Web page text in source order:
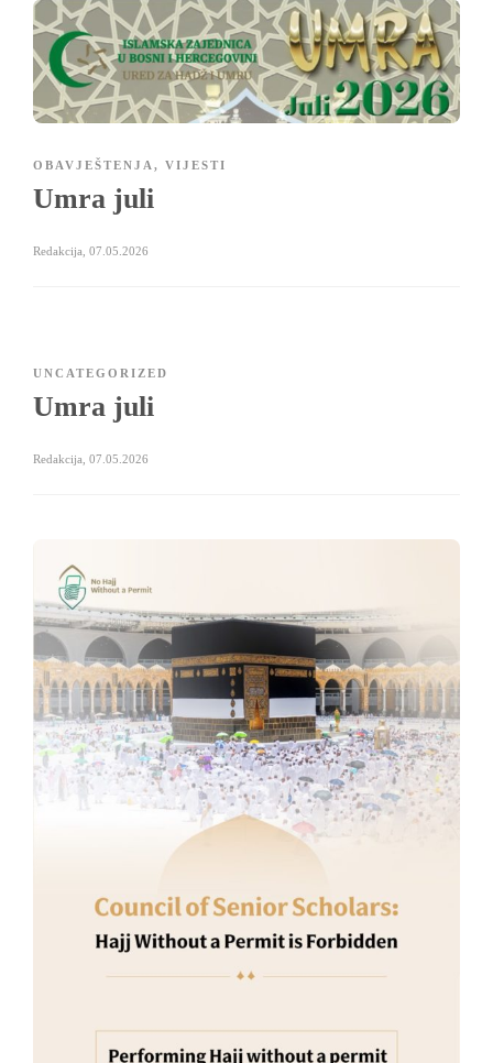
OBAVJEŠTENJA , VIJESTI
Umra juli
Redakcija 07.05.2026
UNCATEGORIZED
Umra juli
Redakcija 07.05.2026